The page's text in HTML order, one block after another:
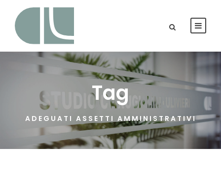
Tag
ADEGUATI ASSETTI AMMINISTRATIVI